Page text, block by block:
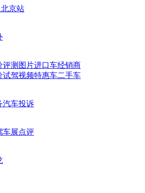
京站
评测 图片进口车经销商
试驾视频特惠车二手车
汽车投诉
车展点评